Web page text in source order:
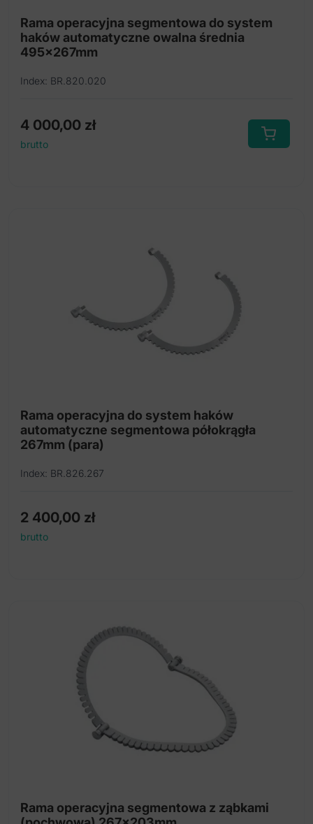
Rama operacyjna segmentowa do system
haków automatyczne owalna średnia
495x267mm
Index: BR.820.020
4 000,00 zł
brutto
Rama operacyjna do system haków
automatyczne segmentowa półokrągła
267mm (para)
Index: BR.826.267
2 400,00 zł
brutto
Rama operacyjna segmentowa z ząbkami